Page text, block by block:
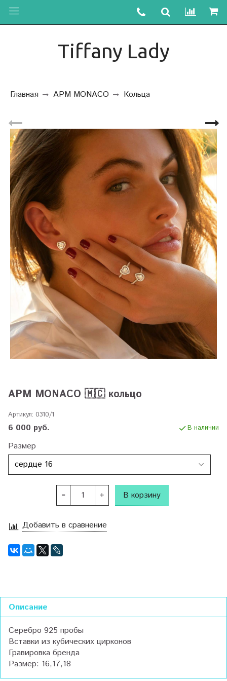
Tiffany Lady
Главная APM MONACO Кольца
APM MONACO 🇲🇨 кольцо
Артикул: 0310/1
6 000 руб. В наличии
Размер
В корзину
Добавить в сравнение
Описание
Серебро 925 пробы
Вставки из кубических цирконов
Гравировка бренда
Размер: 16,17,18